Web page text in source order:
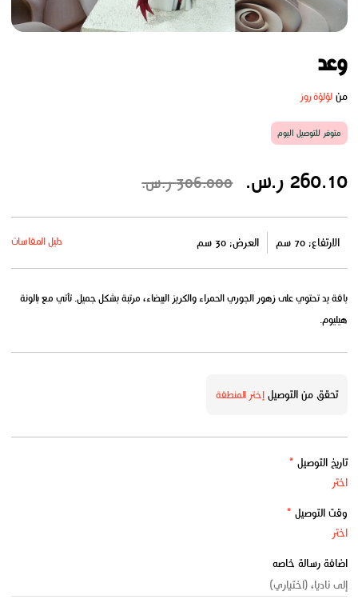
وعد
منلؤلؤة روز
متوفر للتوصيل اليوم
260.10 ر.س. 306.000 ر.س.
الارتفاع: 70 سم العرض: 30 سم دليل المقاسات
باقة يد تحتوي على زهور الجوري الحمراء والكريز البيضاء، مرتبة بشكل جميل. تأتي مع بالونة
هيليوم.
تحقق من التوصيلإختر المنطقة
تاريخ التوصيل *
وقت التوصيل *
اضافة رسالة خاصه